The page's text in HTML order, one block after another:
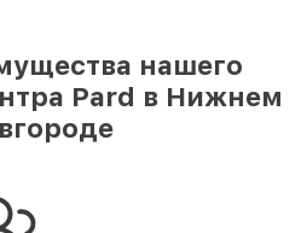
нашего
Pard в Нижнем